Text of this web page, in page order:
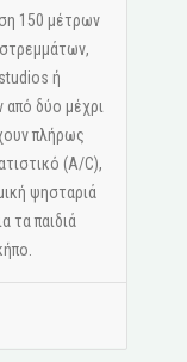
150 μέτρων
ή
από δύο μέχρι
πλήρως
(A/C),
ψησταριά
τα παιδιά